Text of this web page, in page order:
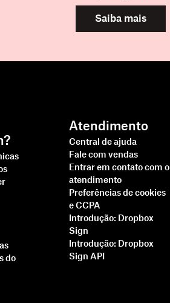
Saiba mais
do
Atendimento
Central de ajuda
Fale com vendas
Entrar em contato com o
atendimento
Preferências de cookies
e CCPA
Introdução: Dropbox
Sign
Introdução: Dropbox
Sign API